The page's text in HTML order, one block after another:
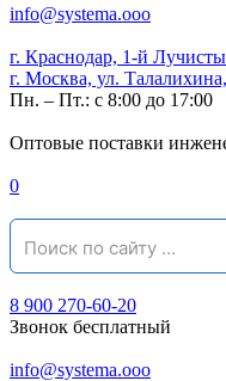
info@systema.ooo
г. Краснодар, 1-й
г. Москва, ул.
Пн. – Пт.: с 8:00 до 17:00
Оптовые поставки
0
8 900 270-60-20
Звонок бесплатный
info@systema.ooo